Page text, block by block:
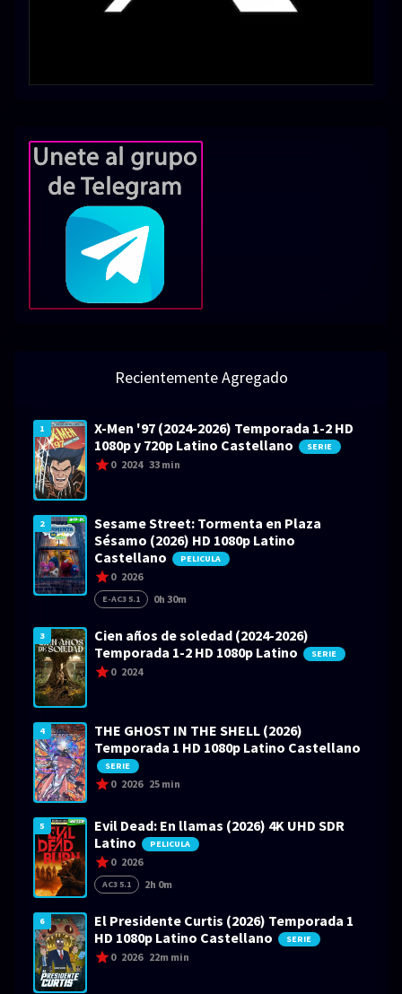
Recientemente Agregado
1
X-Men '97 (2024-2026) Temporada 1-2 HD
1080p y 720p Latino Castellano
SERIE
0 2024 33 min
2
Sesame Street: Tormenta en Plaza
Sésamo (2026) HD 1080p Latino
Castellano
PELICULA
0 2026
E-AC3 5.1 0h 30m
3
Cien años de soledad (2024-2026)
Temporada 1-2 HD 1080p Latino
SERIE
0 2024
4
THE GHOST IN THE SHELL (2026)
Temporada 1 HD 1080p Latino Castellano
SERIE
0 2026 25 min
5
Evil Dead: En llamas (2026) 4K UHD SDR
Latino
PELICULA
0 2026
AC3 5.1 2h 0m
6
El Presidente Curtis (2026) Temporada 1
HD 1080p Latino Castellano
SERIE
0 2026 22m min